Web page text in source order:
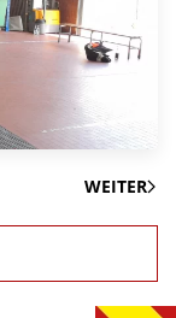
WEITER